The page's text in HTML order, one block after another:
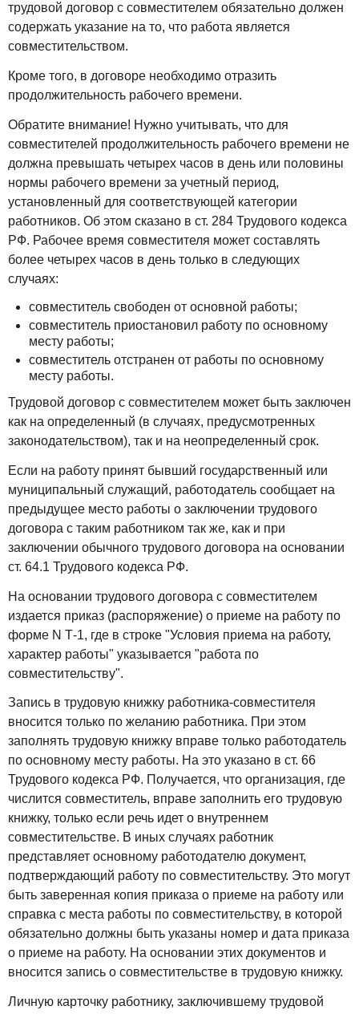
трудовой договор с совместителем обязательно должен
содержать указание на то, что работа является
совместительством.
Кроме того, в договоре необходимо отразить
продолжительность рабочего времени.
Обратите внимание! Нужно учитывать, что для
совместителей продолжительность рабочего времени не
должна превышать четырех часов в день или половины
нормы рабочего времени за учетный период,
установленный для соответствующей категории
работников. Об этом сказано в ст. 284 Трудового кодекса
РФ. Рабочее время совместителя может составлять
более четырех часов в день только в следующих
случаях:
совместитель свободен от основной работы;
совместитель приостановил работу по основному
месту работы;
совместитель отстранен от работы по основному
месту работы.
Трудовой договор с совместителем может быть заключен
как на определенный (в случаях, предусмотренных
законодательством), так и на неопределенный срок.
Если на работу принят бывший государственный или
муниципальный служащий, работодатель сообщает на
предыдущее место работы о заключении трудового
договора с таким работником так же, как и при
заключении обычного трудового договора на основании
ст. 64.1 Трудового кодекса РФ.
На основании трудового договора с совместителем
издается приказ (распоряжение) о приеме на работу по
форме N Т-1, где в строке "Условия приема на работу,
характер работы" указывается "работа по
совместительству".
Запись в трудовую книжку работника-совместителя
вносится только по желанию работника. При этом
заполнять трудовую книжку вправе только работодатель
по основному месту работы. На это указано в ст. 66
Трудового кодекса РФ. Получается, что организация, где
числится совместитель, вправе заполнить его трудовую
книжку, только если речь идет о внутреннем
совместительстве. В иных случаях работник
представляет основному работодателю документ,
подтверждающий работу по совместительству. Это могут
быть заверенная копия приказа о приеме на работу или
справка с места работы по совместительству, в которой
обязательно должны быть указаны номер и дата приказа
о приеме на работу. На основании этих документов и
вносится запись о совместительстве в трудовую книжку.
Личную карточку работнику, заключившему трудовой